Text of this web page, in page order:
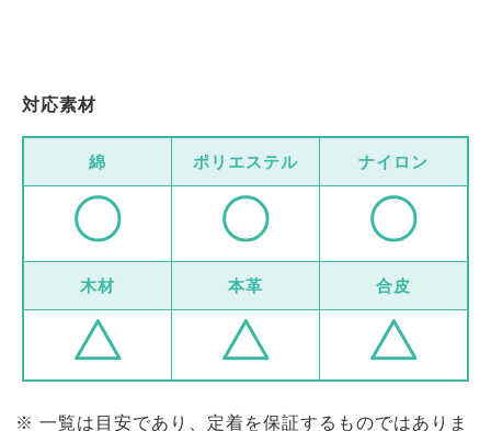
対応素材
綿 ポリエステル ナイロン
木材 本革 合皮
一覧は目安であり、定着を保証するものではありま